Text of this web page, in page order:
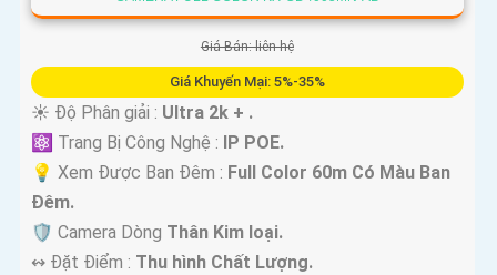
Giá Bán: liên hệ
Giá Khuyến Mại: 5%-35%
☀️ Độ Phân giải : Ultra 2k + .
⚛️ Trang Bị Công Nghệ : IP POE.
💡 Xem Được Ban Đêm : Full Color 60m Có Màu Ban
Ðêm.
🛡 Camera Dòng Thân Kim loại.
️↭ Đặt Điểm : Thu hình Chất Lượng.